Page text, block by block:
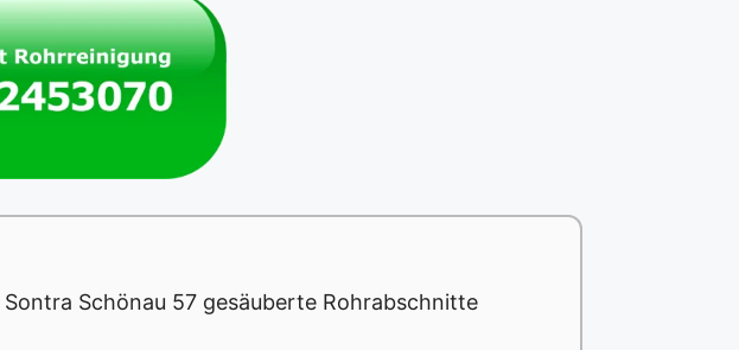
Schönau 57 gesäuberte Rohrabschnitte